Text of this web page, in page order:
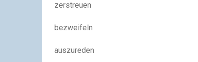
zerstreuen
bezweifeln
auszureden